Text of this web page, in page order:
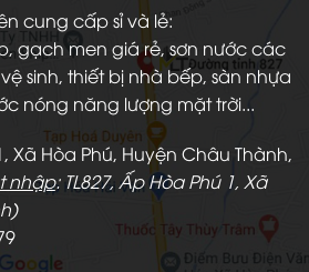
cung cấp sỉ và lẻ:
gạch men giá rẻ, sơn nước các
sinh, thiết bị nhà bếp, sàn nhựa
nóng năng lượng mặt trời...
Xã Hòa Phú, Huyện Châu Thành,
nhập: TL827, Ấp Hòa Phú 1, Xã